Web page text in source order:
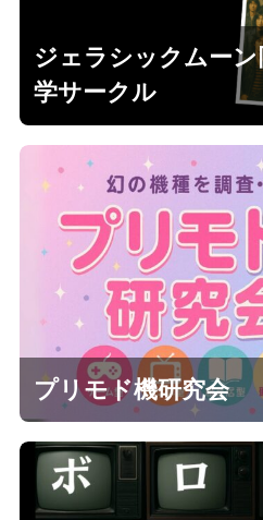
ジェラシックムー
学サークル
プリモド機研究会